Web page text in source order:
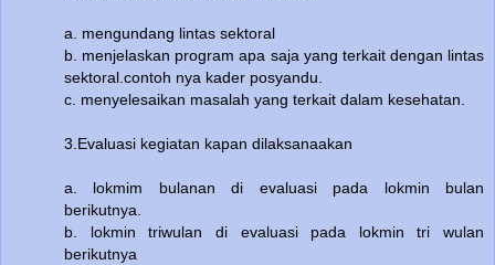
a. mengundang lintas sektoral
b. menjelaskan program apa saja yang terkait dengan lintas
sektoral.contoh nya kader posyandu.
c. menyelesaikan masalah yang terkait dalam kesehatan.
3.Evaluasi kegiatan kapan dilaksanaakan
a. lokmim bulanan di evaluasi pada lokmin bulan
berikutnya.
b. lokmin triwulan di evaluasi pada lokmin tri wulan
berikutnya